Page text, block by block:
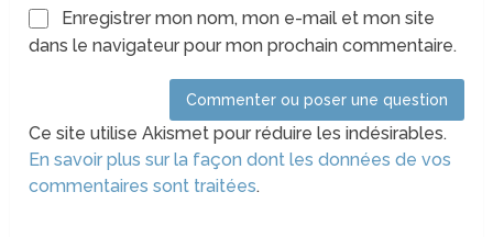
Enregistrer mon nom, mon e-mail et mon site
dans le navigateur pour mon prochain commentaire.
Ce site utilise Akismet pour réduire les indésirables.
En savoir plus sur la façon dont les données de vos
commentaires sont traitées.